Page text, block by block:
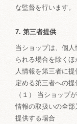
な監督を行います。
7. 第三者提供
当ショップは、個
られる場合を除く
人情報を第三者に
定める第三者への提
（１） 当ショップ
情報の取扱いの全
提供する場合